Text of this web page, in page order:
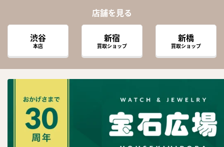
店舗を見る
渋谷
本店
新宿
買取ショップ
新橋
買取ショップ